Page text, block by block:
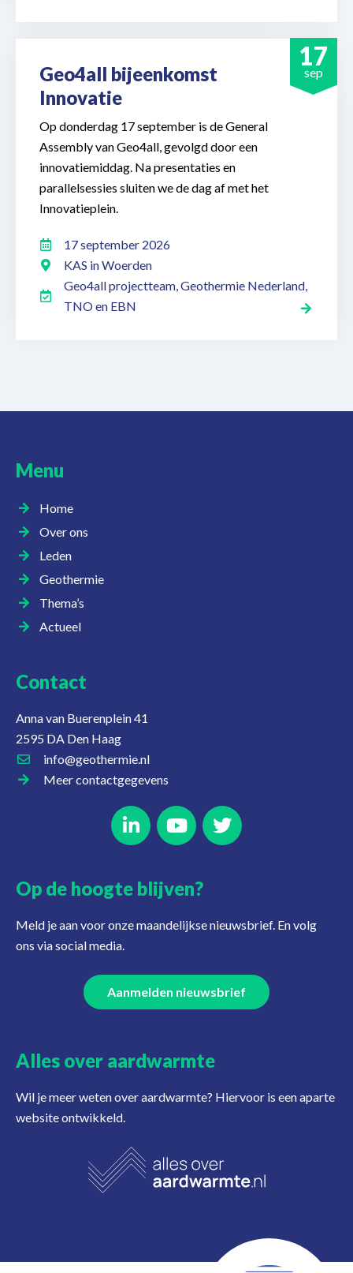
17
sep
Geo4all bijeenkomst
Innovatie
Op donderdag 17 september is de General
Assembly van Geo4all, gevolgd door een
innovatiemiddag. Na presentaties en
parallelsessies sluiten we de dag af met het
Innovatieplein.
17 september 2026
KAS in Woerden
Geo4all projectteam, Geothermie Nederland,
TNO en EBN
Menu
Home
Over ons
Leden
Geothermie
Thema’s
Actueel
Contact
Anna van Buerenplein 41
2595 DA Den Haag
info@geothermie.nl
Meer contactgegevens
Op de hoogte blijven?
Meld je aan voor onze maandelijkse nieuwsbrief. En volg
ons via social media.
Aanmelden nieuwsbrief
Alles over aardwarmte
Wil je meer weten over aardwarmte? Hiervoor is een aparte
website ontwikkeld.